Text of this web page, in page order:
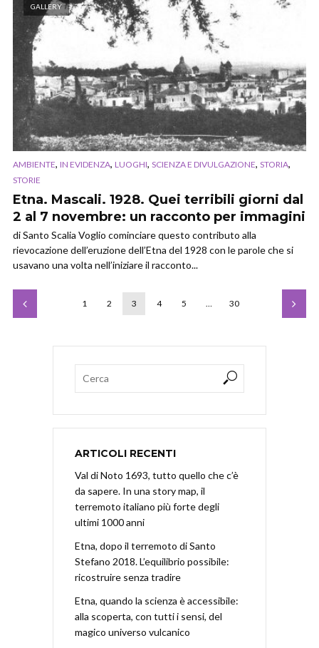
GALLERY
AMBIENTE, IN EVIDENZA, LUOGHI, SCIENZA E DIVULGAZIONE, STORIA,
STORIE
Etna. Mascali. 1928. Quei terribili giorni dal
2 al 7 novembre: un racconto per immagini
di Santo Scalia Voglio cominciare questo contributo alla
rievocazione dell’eruzione dell’Etna del 1928 con le parole che si
usavano una volta nell’iniziare il racconto...
1 2 3 4 5 … 30
ARTICOLI RECENTI
Val di Noto 1693, tutto quello che c’è
da sapere. In una story map, il
terremoto italiano più forte degli
ultimi 1000 anni
Etna, dopo il terremoto di Santo
Stefano 2018. L’equilibrio possibile:
ricostruire senza tradire
Etna, quando la scienza è accessibile:
alla scoperta, con tutti i sensi, del
magico universo vulcanico